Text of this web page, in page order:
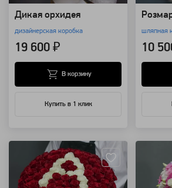
Дикая орхидея
дизайнерская коробка
19 600 ₽
Купить в 1 клик
В корзину
шляпная
10